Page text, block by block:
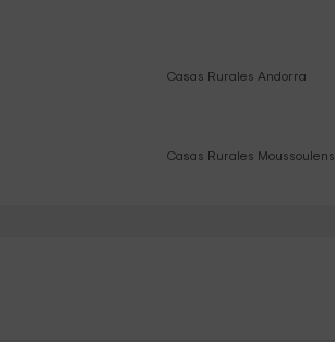
Casas Rurales Andorra
Casas Rurales Moussoulens